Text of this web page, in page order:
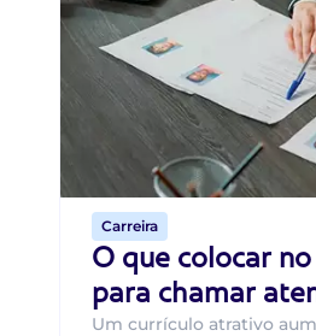
Carreira
O que colocar
para chamar
Um currículo atrativo